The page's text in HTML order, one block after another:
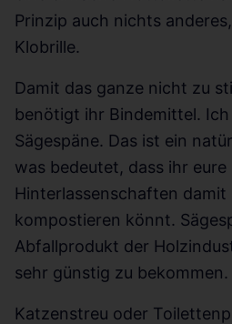
Prinzip auch nichts
Klobrille.
Damit das ganze nicht zu
benötigt ihr Bindemittel.
Sägespäne. Das ist ein
was bedeutet, dass ihr eure
Hinterlassenschaften damit
kompostieren könnt.
Abfallprodukt der
sehr günstig zu bekommen.
Katzenstreu oder